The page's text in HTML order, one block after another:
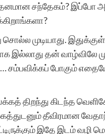
சந்தேகம்? இப்போ
முடியாது.
இல்லாது தன் வாழ்விலே
சம்பவிக்கப் போகும்
திறந்து கிடந்த
தீவிரமான
இதே இடம் வழி